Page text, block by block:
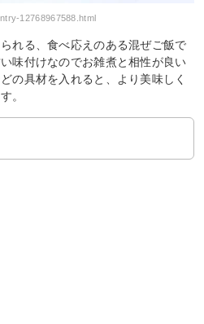
12768967588.html
れる、食べ応えのある混ぜご飯で
味付けなのでお雑煮と相性が良い
の具材を入れると、より美味しく
。